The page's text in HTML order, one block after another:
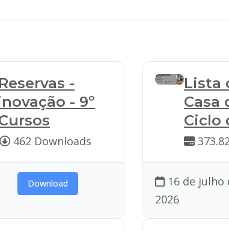
-
- 9º
462 Downloads
Download
Lista
Casa
Ciclo
16 de julho
2026